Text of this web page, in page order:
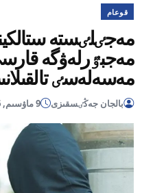
قوعام
مەجٸلٸستە
مەجبٷرلەۋگە
مەسەلەسٸ
بالجان جەڭٸسقىزى 9 ماۋسىم, 2026, 11:00